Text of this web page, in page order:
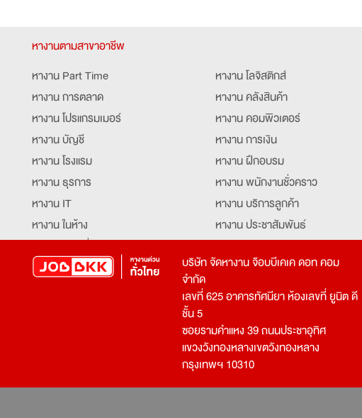
หางานตามสาขาอาชีพ
หางาน Part Time
หางาน การตลาด
หางาน โปรแกรมเมอร์
หางาน บัญชี
หางาน โรงแรม
หางาน ธุรการ
หางาน IT
หางาน ในห้าง
หางาน จัดซื้อ
หางาน เจ้าหน้าที่รักษาความปลอดภัย
หางาน โลจิสติกส์
หางาน คลังสินค้า
หางาน คอมพิวเตอร์
หางาน การเงิน
หางาน ฝึกอบรม
หางาน พนักงานชั่วคราว
หางาน บริการลูกค้า
หางาน ประชาสัมพันธ์
หางาน ประสานงาน
หางาน จองตั๋ว
หางาน กุ๊ก
หางาน นักศึกษาฝึกงาน
หางาน Mobile Application
Developer
บริษัท จัดหางาน จ๊อบบีเคเค ดอท คอม
จำกัด
เลขที่ 625 อาคารทัศนียา ห้องเลขที่ ยูนิต ดี
ชั้น 5
ซอยรามคำแหง 39 ถนนประชาอุทิศ
แขวงวังทองหลางเขตวังทองหลาง
กรุงเทพฯ 10310